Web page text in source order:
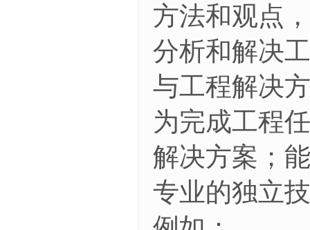
方法和观点
分析和解决
与工程解决
为完成工程
解决方案；
专业的独立